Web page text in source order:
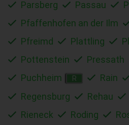
Parsberg
Passau
Pfaffenhofen an der Ilm
Pfreimd
Plattling
Pottenstein
Pressath
Puchheim
R Rain
Regensburg
Rehau
Rieneck
Roding